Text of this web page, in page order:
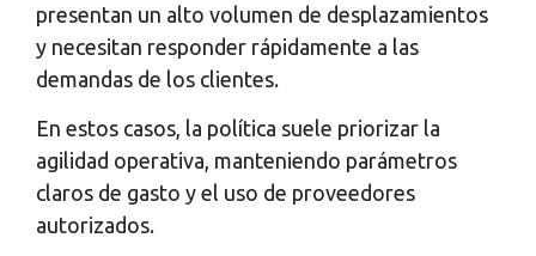
presentan un alto volumen de desplazamientos
y necesitan responder rápidamente a las
demandas de los clientes.
En estos casos, la política suele priorizar la
agilidad operativa, manteniendo parámetros
claros de gasto y el uso de proveedores
autorizados.